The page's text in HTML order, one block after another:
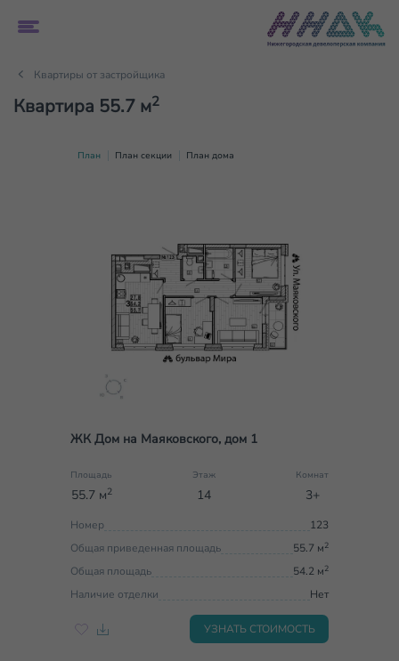
Квартиры от застройщика
Квартира 55.7 м2
План План секции План дома
ЖК Дом на Маяковского, дом 1
Площадь
55.7 м2
Этаж
14
Комнат
3+
Номер
123
Общая приведенная площадь
55.7 м2
Общая площадь 54.2 м2
Наличие отделки Нет
УЗНАТЬ СТОИМОСТЬ